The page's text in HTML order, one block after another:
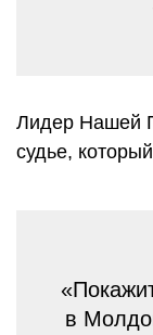
Лидер Нашей
судье,
в